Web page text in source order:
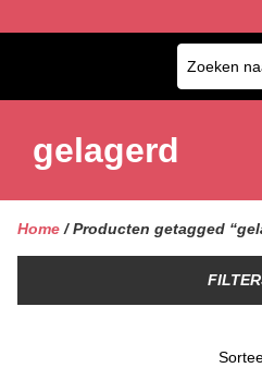
gelagerd
Home / Producten getagged